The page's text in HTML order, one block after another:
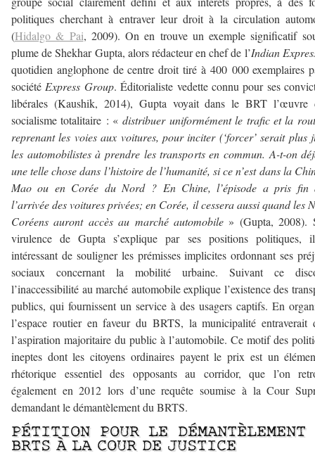
politiques cherchant à entraver leur droit à la circulation
(Hidalgo & Pai, 2009). On en trouve un exemple significatif
plume de Shekhar Gupta, alors rédacteur en chef de l’Indian
quotidien anglophone de centre droit tiré à 400 000 exemplaires
société Express Group. Éditorialiste vedette connu pour ses
libérales (Kaushik, 2014), Gupta voyait dans le BRT l’œuvre
socialisme totalitaire : «distribuer uniformément le trafic et la
reprenant les voies aux voitures, pour inciter (‘forcer’ serait plus
les automobilistes à prendre les transports en commun. A-t-on
une telle chose dans l’histoire de l’humanité, si ce n’est dans la
Mao ou en Corée du Nord ? En Chine, l’épisode a pris fin
l’arrivée des voitures privées; en Corée, il cessera aussi quand les
Coréens auront accès au marché automobile » (Gupta, 2008).
virulence de Gupta s’explique par ses positions politiques,
intéressant de souligner les prémisses implicites ordonnant ses
sociaux concernant la mobilité urbaine. Suivant ce
l’inaccessibilité au marché automobile explique l’existence des
publics, qui fournissent un service à des usagers captifs. En
l’espace routier en faveur du BRTS, la municipalité entraverait
l’aspiration majoritaire du public à l’automobile. Ce motif des
ineptes dont les citoyens ordinaires payent le prix est un
rhétorique essentiel des opposants au corridor, que l’on
également en 2012 lors d’une requête soumise à la Cour
demandant le démantèlement du BRTS.
PÉTITION POUR LE DÉMANTÈLEMENT
BRTS À LA COUR DE JUSTICE